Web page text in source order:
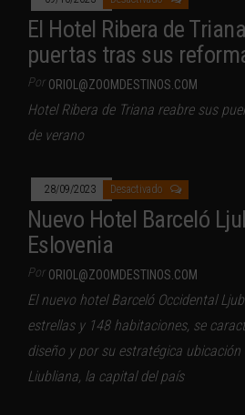
El Hotel Ribera de
puertas tras sus
Por ORIOL@ZOOMDESTINOS.COM
Hotel Ribera de Triana reabre sus
de verano
28/09/2023 Desactivado
Nuevo Hotel Barceló
Eslovenia
Por ORIOL@ZOOMDESTINOS.COM
El nuevo hotel Barceló Occidental
estrellas y 148 habitaciones, se
diseño y por su estratégica ubicación
Liubliana, la capital del país